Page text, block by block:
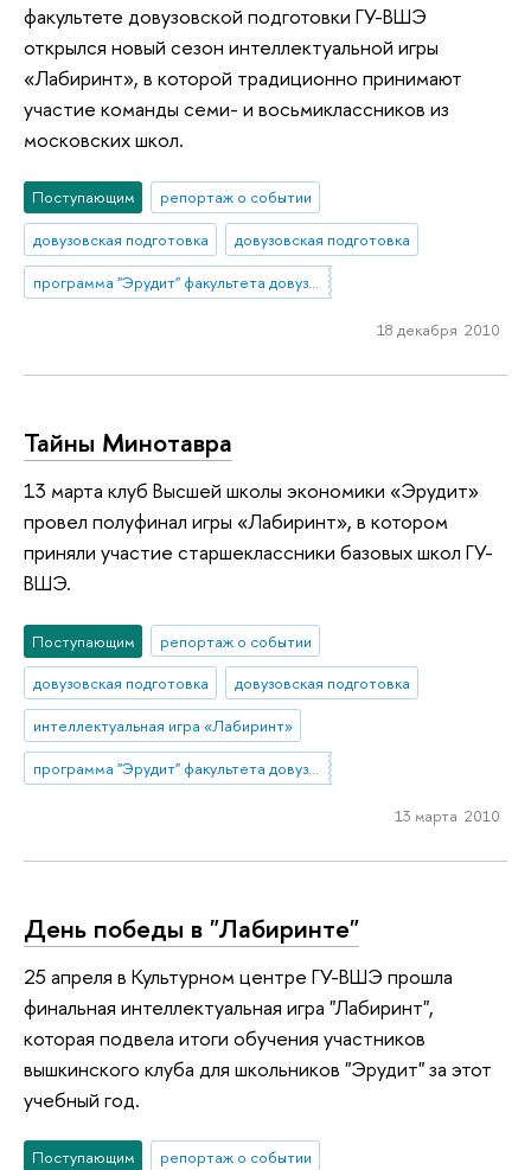
факультете довузовской подготовки ГУ-ВШЭ
открылся новый сезон интеллектуальной игры
«Лабиринт», в которой традиционно принимают
участие команды семи- и восьмиклассников из
московских школ.
Поступающим
репортаж о событии
довузовская подготовка
довузовская подготовка
программа "Эрудит" факультета довузовской подготовки
18 декабря 2010
Тайны Минотавра
13 марта клуб Высшей школы экономики «Эрудит»
провел полуфинал игры «Лабиринт», в котором
приняли участие старшеклассники базовых школ ГУ-
ВШЭ.
Поступающим
репортаж о событии
довузовская подготовка
довузовская подготовка
интеллектуальная игра «Лабиринт»
программа "Эрудит" факультета довузовской подготовки
13 марта 2010
День победы в "Лабиринте"
25 апреля в Культурном центре ГУ-ВШЭ прошла
финальная интеллектуальная игра "Лабиринт",
которая подвела итоги обучения участников
вышкинского клуба для школьников "Эрудит" за этот
учебный год.
Поступающим
репортаж о событии